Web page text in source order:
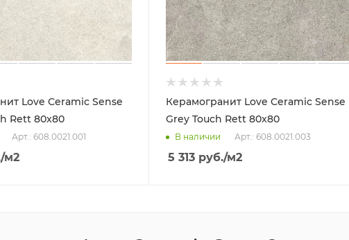
Love Ceramic Sense
Rett 80x80
Арт.: 608.0021.001
/м2
Керамогранит Love Ceramic Sense
Grey Touch Rett 80x80
В наличии Арт.: 608.0021.003
5 313руб./м2